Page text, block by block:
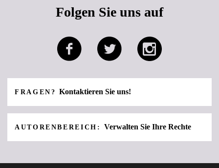
Folgen Sie uns auf
FRAGEN?Kontaktieren Sie uns!
AUTORENBEREICH:Verwalten Sie Ihre Rechte